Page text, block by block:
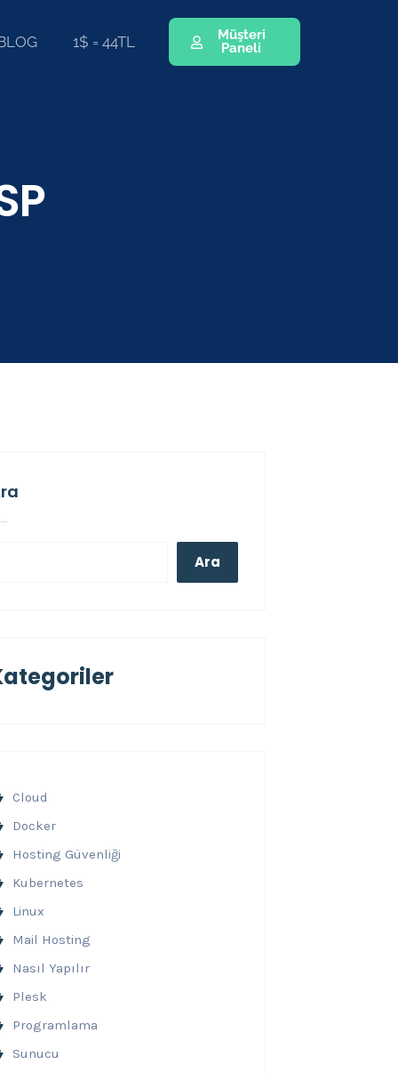
1$ = 44TL
Müşteri
Paneli
Ara
Cloud
Docker
Hosting Güvenliği
Kubernetes
Linux
Mail Hosting
Nasıl Yapılır
Plesk
Programlama
Sunucu